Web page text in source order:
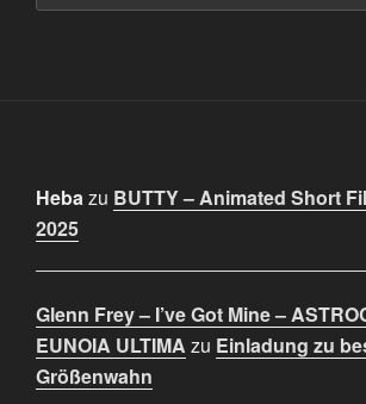
Hebazu BUTTY – Animated Short
2025
Glenn Frey – I’ve Got Mine –
EUNOIA ULTIMA zu Einladung zu
Größenwahn